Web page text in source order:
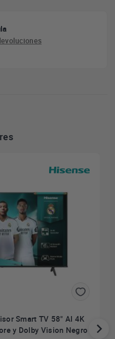
Smart TV 58" AI 4K
y Dolby Vision Negro